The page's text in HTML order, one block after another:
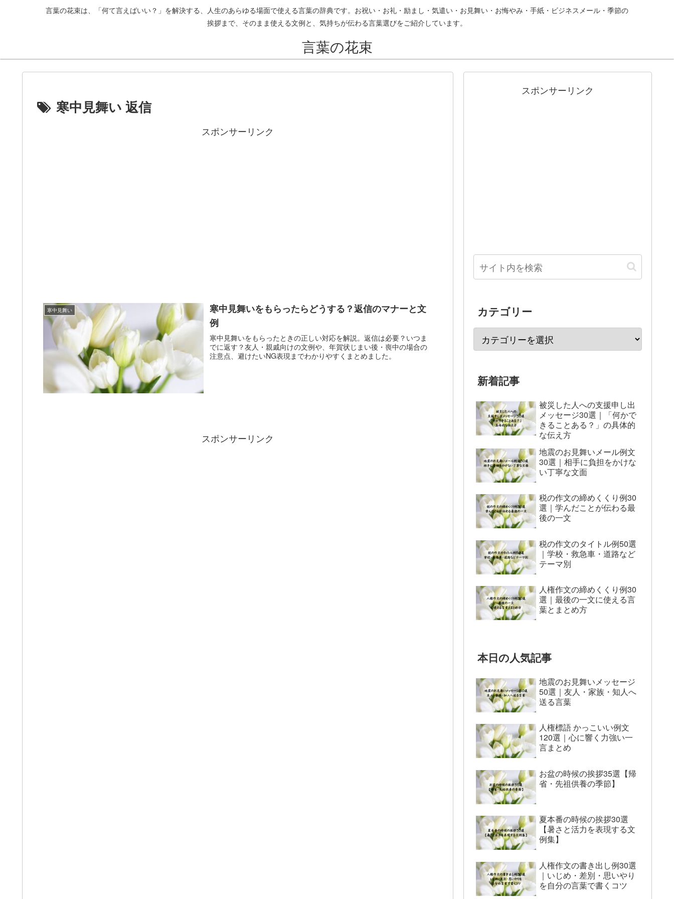
言葉の花束は、「何て言えばいい？」を解決する、人生のあらゆる場面で使える言葉の辞典です。お祝い・お礼・励まし・気遣い・お見舞い・お悔やみ・手紙・ビジネスメール・季節の
挨拶まで、そのまま使える文例と、気持ちが伝わる言葉選びをご紹介しています。
言葉の花束
寒中見舞い 返信
スポンサーリンク
寒中見舞い
寒中見舞いをもらったらどうする？返信のマナーと文
例
寒中見舞いをもらったときの正しい対応を解説。返信は必要？いつま
でに返す？友人・親戚向けの文例や、年賀状じまい後・喪中の場合の
注意点、避けたいNG表現までわかりやすくまとめました。
スポンサーリンク
スポンサーリンク
カテゴリー
新着記事
被災した人への支援申し出
メッセージ30選｜「何かで
きることある？」の具体的
な伝え方
地震のお見舞いメール例文
30選｜相手に負担をかけな
い丁寧な文面
税の作文の締めくくり例30
選｜学んだことが伝わる最
後の一文
税の作文のタイトル例50選
｜学校・救急車・道路など
テーマ別
人権作文の締めくくり例30
選｜最後の一文に使える言
葉とまとめ方
本日の人気記事
地震のお見舞いメッセージ
50選｜友人・家族・知人へ
送る言葉
人権標語 かっこいい例文
120選｜心に響く力強い一
言まとめ
お盆の時候の挨拶35選【帰
省・先祖供養の季節】
夏本番の時候の挨拶30選
【暑さと活力を表現する文
例集】
人権作文の書き出し例30選
｜いじめ・差別・思いやり
を自分の言葉で書くコツ